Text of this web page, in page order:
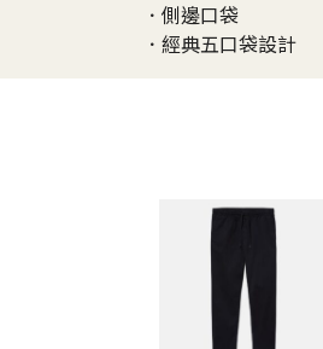
．側邊口袋
．經典五口袋設計